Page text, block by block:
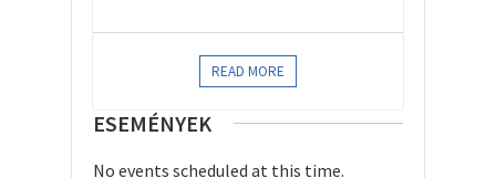
READ MORE
ESEMÉNYEK
No events scheduled at this time.